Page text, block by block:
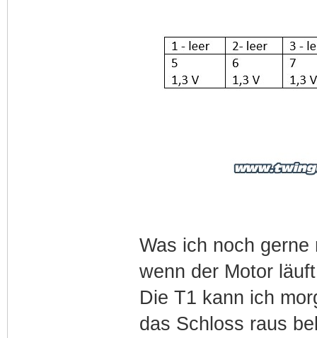
Was ich noch
wenn der Motor
Die T1 kann ich
das Schloss raus